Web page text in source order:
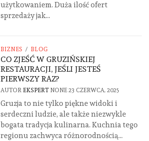
użytkowaniem. Duża ilość ofert
sprzedaży jak...
BIZNES / BLOG
CO ZJEŚĆ W GRUZIŃSKIEJ
RESTAURACJI, JEŚLI JESTEŚ
PIERWSZY RAZ?
AUTOR EKSPERT NONE 23 CZERWCA, 2025
Gruzja to nie tylko piękne widoki i
serdeczni ludzie, ale także niezwykle
bogata tradycja kulinarna. Kuchnia tego
regionu zachwyca różnorodnością...